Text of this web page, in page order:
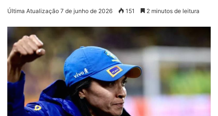
Última Atualização 7 de junho de 2026 151 2 minutos de leitura